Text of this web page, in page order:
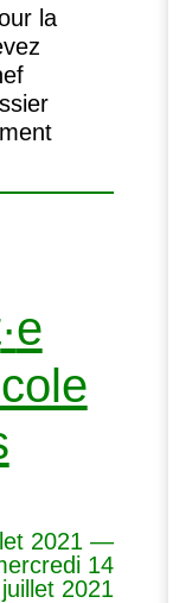
la
·e
2021 —
14
juillet 2021